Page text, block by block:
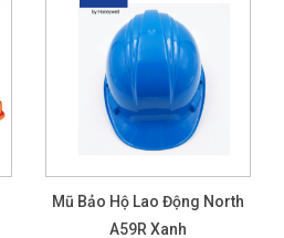
Mũ Bảo Hộ Lao Động North
A59R Xanh